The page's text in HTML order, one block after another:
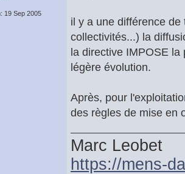
19 Sep 2005
il y a une différence
collectivités...) la
la directive IMPOSE la
légère évolution.
Après, pour
des règles de mise en
Marc Leobet
https://mens-